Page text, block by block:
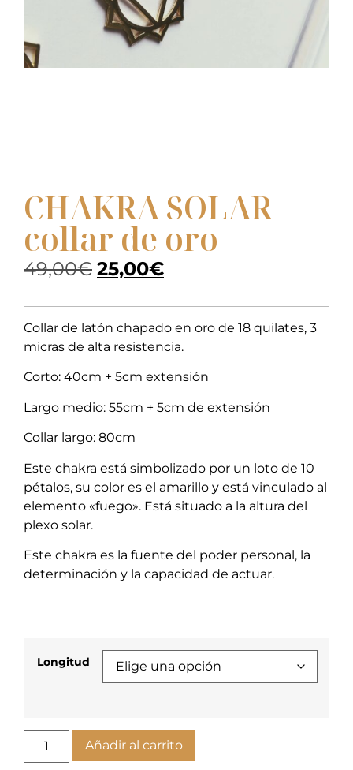
CHAKRA SOLAR –
collar de oro
49,00€ 25,00€
Collar de latón chapado en oro de 18 quilates, 3
micras de alta resistencia.
Corto: 40cm + 5cm extensión
Largo medio: 55cm + 5cm de extensión
Collar largo: 80cm
Este chakra está simbolizado por un loto de 10
pétalos, su color es el amarillo y está vinculado al
elemento «fuego». Está situado a la altura del
plexo solar.
Este chakra es la fuente del poder personal, la
determinación y la capacidad de actuar.
Longitud
Añadir al carrito